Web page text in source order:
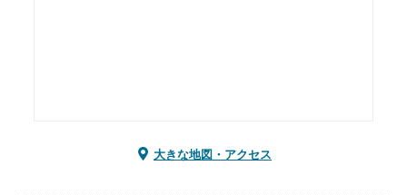
大きな地図・アクセス